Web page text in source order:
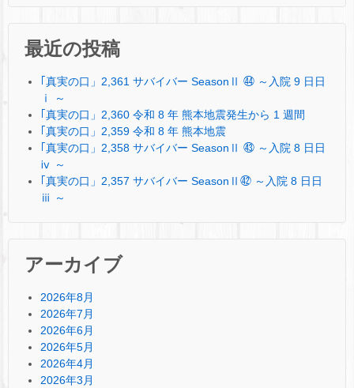
最近の投稿
｢真実の口」2,361 サバイバー SeasonⅡ ㊹ ～入院 9 日日
ⅰ ～
｢真実の口」2,360 令和 8 年 熊本地震発生から 1 週間
｢真実の口」2,359 令和 8 年 熊本地震
｢真実の口」2,358 サバイバー SeasonⅡ ㊸ ～入院 8 日日
ⅳ ～
｢真実の口」2,357 サバイバー SeasonⅡ㊷ ～入院 8 日日
ⅲ ～
アーカイブ
2026年8月
2026年7月
2026年6月
2026年5月
2026年4月
2026年3月